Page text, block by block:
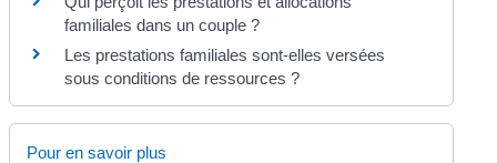
familiales dans un couple ?
Les prestations familiales sont-elles versées
sous conditions de ressources ?
Pour en savoir plus